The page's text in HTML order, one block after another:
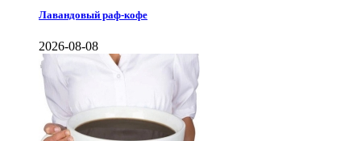
Лавандовый раф-кофе
2026-08-08